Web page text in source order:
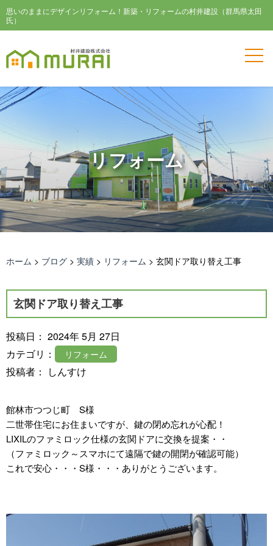
思いのままにデザインリフォーム！新築・リフォームの村井建設（群馬県太田
氏）
リフォーム
ホーム > ブログ > 実績 > リフォーム > 玄関ドア取り替え工事
玄関ドア取り替え工事
投稿日： 2024年 5月 27日
カテゴリ：
リフォーム
投稿者： しんすけ
館林市つつじ町 S様
二世帯住宅にお住まいですが、鍵の閉め忘れが心配！
LIXILのファミロック仕様の玄関ドアに交換を提案・・
（ファミロック～スマホにて遠隔で鍵の開閉が確認可能）
これで安心・・・S様・・・ありがとうございます。